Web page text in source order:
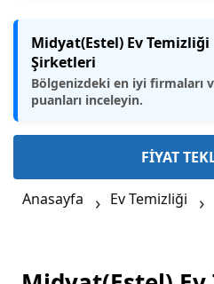
Midyat(Estel) Ev Temizliği
Şirketleri
Bölgenizdeki en iyi firmaları
puanları inceleyin.
FİYAT
Anasayfa Ev Temizliği